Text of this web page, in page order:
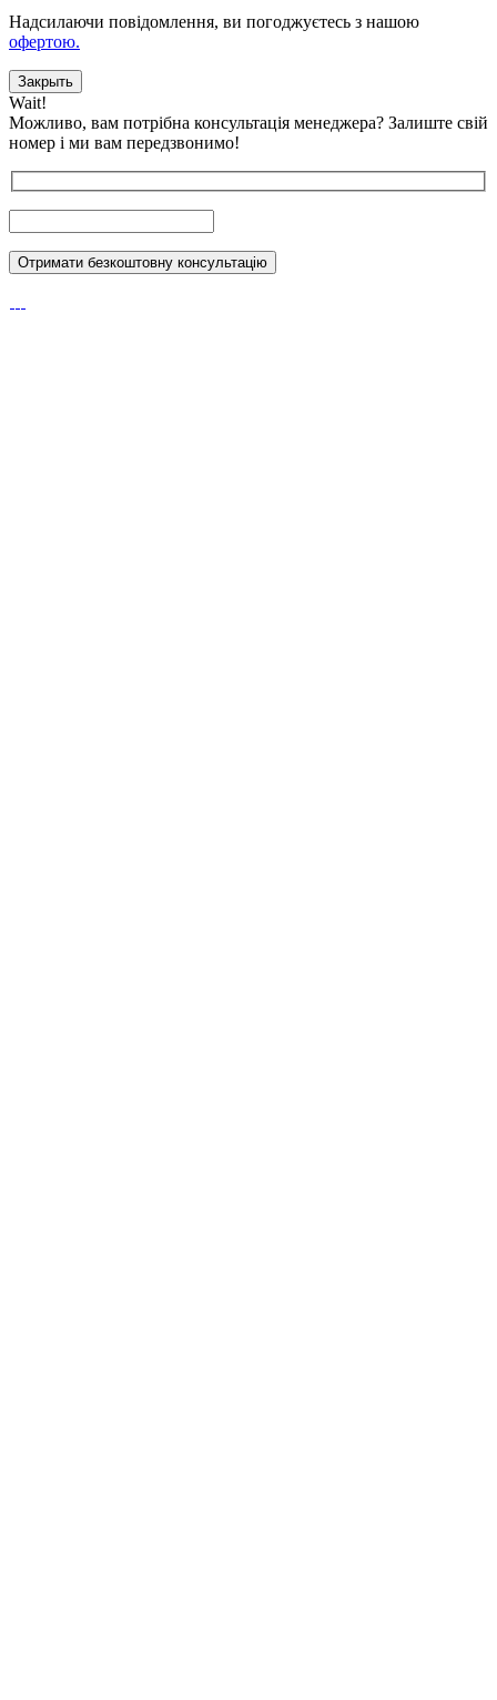
Надсилаючи повідомлення, ви погоджуєтесь з нашою
офертою.
Закрыть
Wait!
Можливо, вам потрібна консультація менеджера? Залиште свій
номер і ми вам передзвонимо!